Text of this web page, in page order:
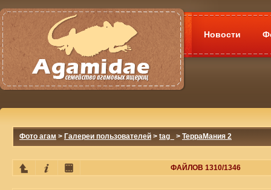
Новости
Фото агам > Галереи пользователей > tag_ > ТерраМания 2
ФАЙЛОВ 1310/1346